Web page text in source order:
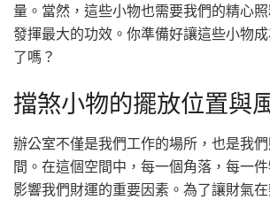
量。當然，這些小物也需要我們的精心
發揮最大的功效。你準備好讓這些小物
了嗎？
擋煞小物的擺放位置與
辦公室不僅是我們工作的場所，也是我
間。在這個空間中，每一個角落，每一
影響我們財運的重要因素。為了讓財氣